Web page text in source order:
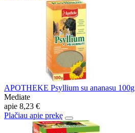
APOTHEKE Psyllium su ananasu 100g
Mediate
apie 8,23 €
Plačiau apie prekę